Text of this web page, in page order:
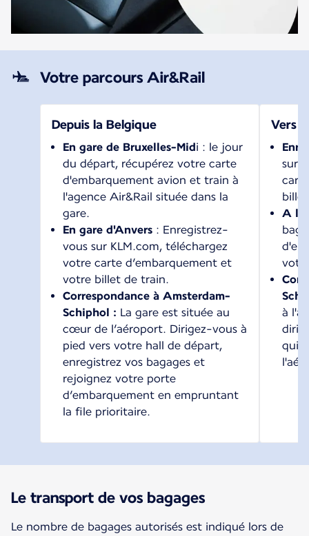
Votre parcours Air&Rail
Depuis la Belgique
En gare de Bruxelles-Midi : le jour
du départ, récupérez votre carte
d'embarquement avion et train à
l'agence Air&Rail située dans la
gare.
En gare d'Anvers: Enregistrez-
vous sur KLM.com, téléchargez
votre carte d’embarquement et
votre billet de train.
Correspondance à Amsterdam-
Schiphol : La gare est située au
cœur de l’aéroport. Dirigez-vous à
pied vers votre hall de départ,
enregistrez vos bagages et
rejoignez votre porte
d’embarquement en empruntant
la file prioritaire.
Vers
sur
A
à
qui
Le transport de vos bagages
Le nombre de bagages autorisés est indiqué lors de